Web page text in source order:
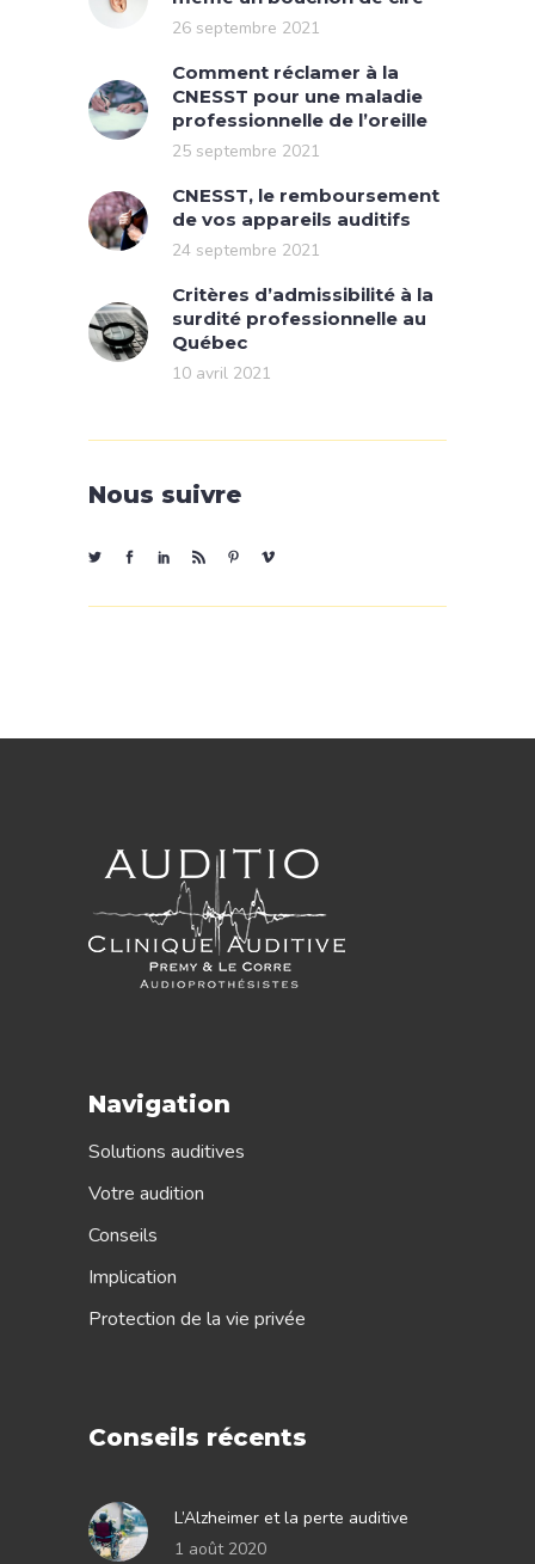
26 septembre 2021
Comment réclamer à la
CNESST pour une maladie
professionnelle de l’oreille
25 septembre 2021
CNESST, le remboursement
de vos appareils auditifs
24 septembre 2021
Critères d’admissibilité à la
surdité professionnelle au
Québec
10 avril 2021
Nous suivre
Navigation
Solutions auditives
Votre audition
Conseils
Implication
Protection de la vie privée
Conseils récents
L’Alzheimer et la perte auditive
1 août 2020